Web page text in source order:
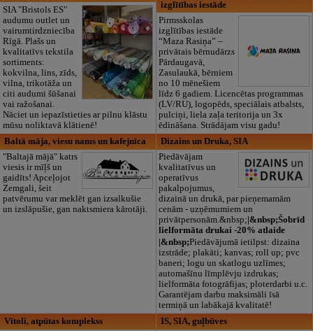
SIA "Bristols ES"
audumu outlet un
vairumtirdzniecība
Rīgā. Plašs un
kvalitatīvs tekstila
sortiments:
kokvilna, lins, zīds,
vilna, trikotāža un
citi audumi šūšanai
vai ražošanai.
Nāciet un iepazīstieties ar pilnu klāstu
mūsu noliktavā klātienē!
izglītības iestāde
Pirmsskolas
izglītības iestāde
“Maza Rasiņa” –
privātais bērnudārzs
Pārdaugavā,
Zasulaukā, bērniem
no 10 mēnešiem
līdz 6 gadiem. Licencētas programmas
(LV/RU), logopēds, speciālais atbalsts,
pulciņi, liela zaļa teritorija un 3x
ēdināšana. Strādājam visu gadu!
Baltā māja, viesu nams un kafejnīca
"Baltajā mājā" katrs
viesis ir mīļš un
gaidīts! Apceļojot
Zemgali, šeit
patvērumu var meklēt gan izsalkušie
un izslāpušie, gan naktsmiera kārotāji.
Dizains un Druka, SIA
Piedāvājam
kvalitatīvus un
operatīvus
pakalpojumus,
dizainā un drukā, par pieņemamām
cenām - uzņēmumiem un
privātpersonām.&nbsp; |&nbsp;Šobrīd
lielformāta drukai -20% atlaide
|&nbsp;Piedāvājumā ietilpst: dizaina
izstrāde; plakāti; kanvas; roll up; pvc
baneri; logu un skatlogu uzlīmes;
automašīnu līmplēvju izdrukas;
lielformāta fotogrāfijas; ploterdarbi u.c.
Garantējam darbu maksimāli īsā
termiņā un labākajā kvalitatē!
Vītoli, atpūtas komplekss
IS, SIA, guļbūves